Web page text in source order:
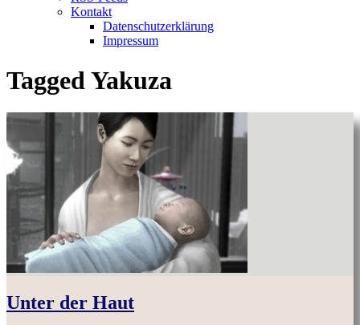
Kontakt
Datenschutzerklärung
Impressum
Tagged Yakuza
Unter der Haut